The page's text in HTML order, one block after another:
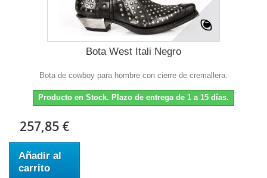
Bota West Itali Negro
Bota de cowboy para hombre con cierre de cremallera.
Producto en Stock. Plazo de entrega de 1 a 15 días.
257,85 €
Añadir al
carrito